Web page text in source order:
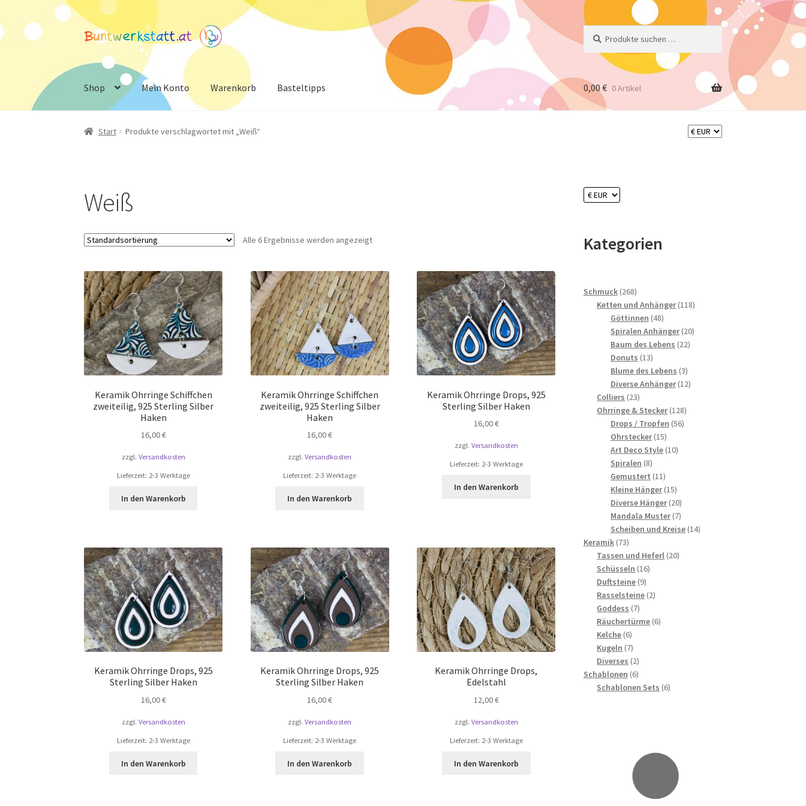
Zur
Navigation
springen
Zum
Inhalt
springen
nach:
Shop Mein Konto Warenkorb Basteltipps 0,00 € 0 Artikel
Start Produkte verschlagwortet mit „Weiß“
Weiß
Alle 6 Ergebnisse werden angezeigt
Keramik Ohrringe Schiffchen
zweiteilig, 925 Sterling Silber
Haken
16,00€
zzgl. Versandkosten
Lieferzeit: 2-3 Werktage
In den Warenkorb
Keramik Ohrringe Schiffchen
zweiteilig, 925 Sterling Silber
Haken
16,00€
zzgl.Versandkosten
Lieferzeit: 2-3 Werktage
In den Warenkorb
Keramik Ohrringe Drops, 925
Sterling Silber Haken
16,00€
zzgl. Versandkosten
Lieferzeit: 2-3 Werktage
In den Warenkorb
Keramik Ohrringe Drops, 925
Sterling Silber Haken
16,00€
zzgl. Versandkosten
Lieferzeit: 2-3 Werktage
In den Warenkorb
Keramik Ohrringe Drops, 925
Sterling Silber Haken
16,00€
zzgl.Versandkosten
Lieferzeit: 2-3 Werktage
In den Warenkorb
Keramik Ohrringe Drops,
Edelstahl
12,00€
zzgl. Versandkosten
Lieferzeit: 2-3 Werktage
In den Warenkorb
Kategorien
Schmuck 268268
Produkte
Ketten und Anhänger 118118
Göttinnen 4848
Produkte
Spiralen Anhänger 2020
Baum des Lebens 2222
Donuts 1313
Produkte
Blume des Lebens 33
Produkte
Diverse Anhänger 1212
Colliers 2323
Produkte
Ohrringe & Stecker 128128
Drops / Tropfen 5656
Ohrstecker 1515
Produkte
Art Deco Style 1010
Spiralen 88
Produkte
Gemustert 1111
Produkte
Kleine Hänger 1515
Produkte
Diverse Hänger 2020
Produkte
Mandala Muster 77
Produkte
Scheiben und Kreise 1414
Keramik 7373
Produkte
Tassen und Heferl 2020
Schüsseln 1616
Duftsteine 99
Produkte
Rasselsteine 22
Goddess 77
Produkte
Räuchertürme 66
Kelche 66
Produkte
Kugeln 77
Produkte
Diverses 22
Produkte
Schablonen 66
Produkte
Schablonen Sets 66